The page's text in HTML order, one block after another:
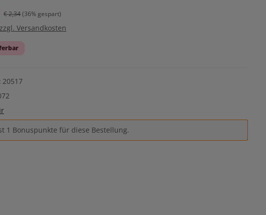
€ 2,34(36% gespart)
Versandkosten
20517
1 Bonuspunkte für diese Bestellung.